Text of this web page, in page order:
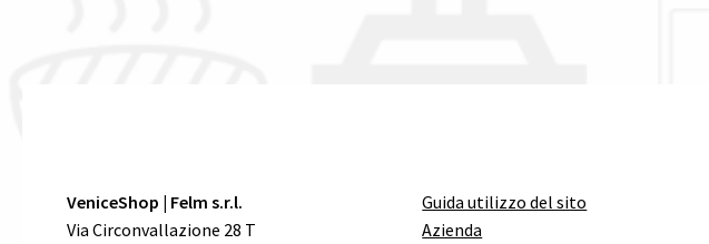
VeniceShop | Felm s.r.l.
Via Circonvallazione 28 T
Guida utilizzo del sito
Azienda